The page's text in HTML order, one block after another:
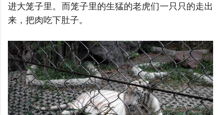
进大笼子里。而笼子里的生猛的老虎们一只只的走出
来，把肉吃下肚子。